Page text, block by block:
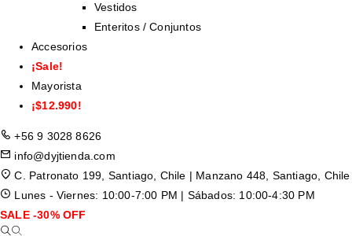
Vestidos
Enteritos / Conjuntos
Accesorios
¡Sale!
Mayorista
¡$12.990!
+56 9 3028 8626
info@dyjtienda.com
C. Patronato 199, Santiago, Chile | Manzano 448, Santiago, Chile
Lunes - Viernes: 10:00-7:00 PM | Sábados: 10:00-4:30 PM
SALE -30% OFF